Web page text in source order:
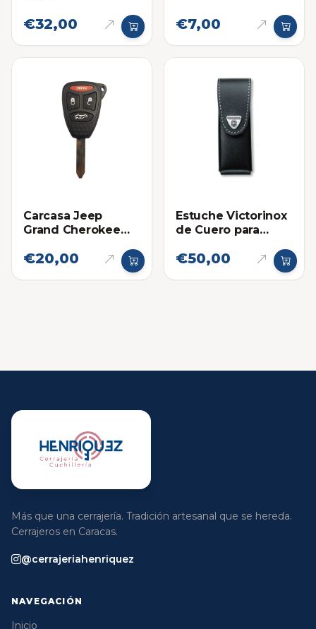
€32,00
Multifuncional
Swiss Champ
€7,00
Carcasa Jeep
Grand Cherokee
€20,00
Estuche Victorinox
de Cuero para
€50,00
Más que una cerrajería. Tradición artesanal que se hereda.
Cerrajeros en Caracas.
@cerrajeriahenriquez
NAVEGACIÓN
Inicio